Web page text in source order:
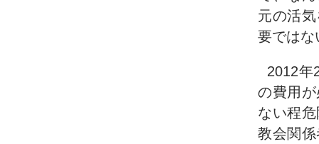
元の活
要ではな
2012年
の費用
ない程
教会関